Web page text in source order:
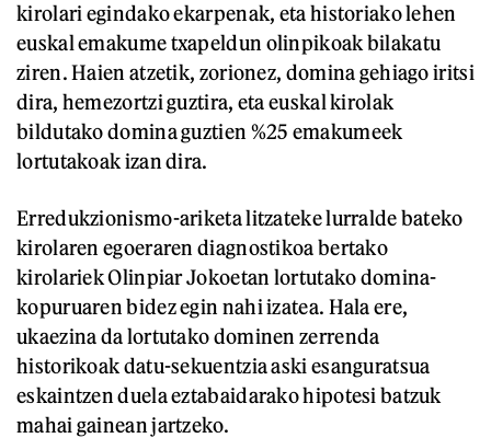
kirolari egindako ekarpenak, eta historiako lehen
euskal emakume txapeldun olinpikoak bilakatu
ziren. Haien atzetik, zorionez, domina gehiago iritsi
dira, hemezortzi guztira, eta euskal kirolak
bildutako domina guztien %25 emakumeek
lortutakoak izan dira.
Erredukzionismo-ariketa litzateke lurralde bateko
kirolaren egoeraren diagnostikoa bertako
kirolariek Olinpiar Jokoetan lortutako domina-
kopuruaren bidez egin nahi izatea. Hala ere,
ukaezina da lortutako dominen zerrenda
historikoak datu-sekuentzia aski esanguratsua
eskaintzen duela eztabaidarako hipotesi batzuk
mahai gainean jartzeko.